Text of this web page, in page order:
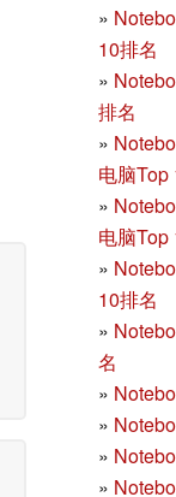
»
10排名
»
排名
»
电脑Top
»
电脑Top
»
10排名
»
名
»
»
»
»